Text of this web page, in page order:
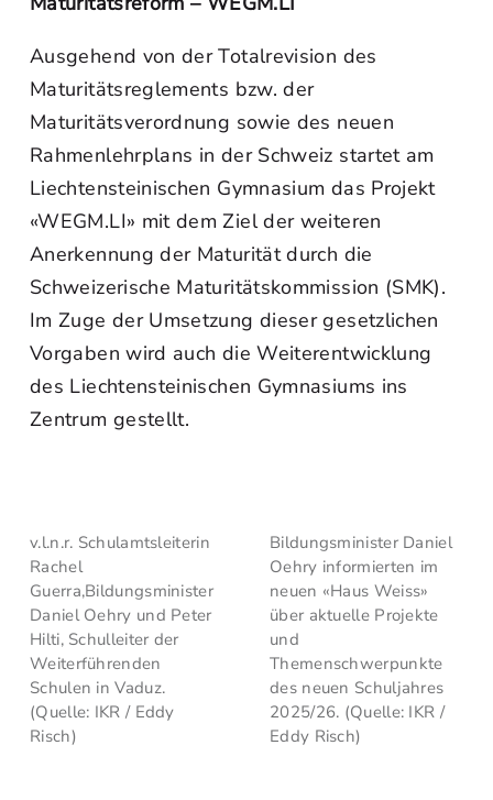
Ausgehend von der Totalrevision des
Maturitätsreglements bzw. der
Maturitätsverordnung sowie des neuen
Rahmenlehrplans in der Schweiz startet am
Liechtensteinischen Gymnasium das Projekt
«WEGM.LI» mit dem Ziel der weiteren
Anerkennung der Maturität durch die
Schweizerische Maturitätskommission (SMK).
Im Zuge der Umsetzung dieser gesetzlichen
Vorgaben wird auch die Weiterentwicklung
des Liechtensteinischen Gymnasiums ins
Zentrum gestellt.
v.l.n.r. Schulamtsleiterin
Rachel
Guerra,Bildungsminister
Daniel Oehry und Peter
Hilti, Schulleiter der
Weiterführenden
Schulen in Vaduz.
(Quelle: IKR / Eddy
Risch)
Bildungsminister Daniel
Oehry informierten im
neuen «Haus Weiss»
über aktuelle Projekte
und
Themenschwerpunkte
des neuen Schuljahres
2025/26. (Quelle: IKR /
Eddy Risch)